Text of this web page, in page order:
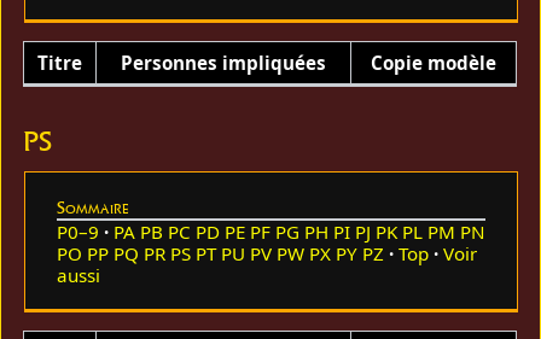
Titre Personnes impliquées Copie modèle
PS
Sommaire
P0–9 PA PB PC PD PE PF PG PH PI PJ PK PL PM PN
PO PP PQ PR PS PT PU PV PW PX PY PZ Top
Voir
aussi